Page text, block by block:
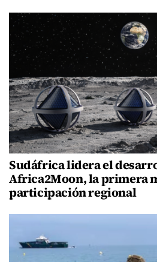
Sudáfrica lidera el
Africa2Moon, la primera
participación regional